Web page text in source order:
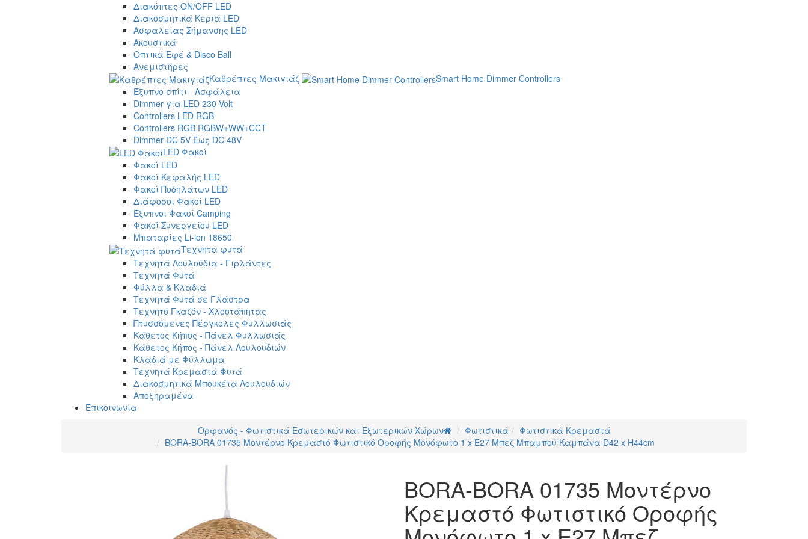
Διακόπτες ON/OFF LED
Διακοσμητικά Κεριά LED
Ασφαλείας Σήμανσης LED
Ακουστικά
Οπτικά Εφέ & Disco Ball
Ανεμιστήρες
Καθρέπτες Μακιγιάζ
Smart Home Dimmer Controllers
Έξυπνο σπίτι - Ασφάλεια
Dimmer για LED 230 Volt
Controllers LED RGB
Controllers RGB RGBW+WW+CCT
Dimmer DC 5V Έως DC 48V
LED Φακοί
Φακοί LED
Φακοί Κεφαλής LED
Φακοί Ποδηλάτων LED
Διάφοροι Φακοί LED
Έξυπνοι Φακοί Camping
Φακοί Συνεργείου LED
Μπαταρίες Li-ion 18650
Τεχνητά φυτά
Τεχνητά Λουλούδια - Γιρλάντες
Τεχνητά Φυτά
Φύλλα & Κλαδιά
Τεχνητά Φυτά σε Γλάστρα
Τεχνητό Γκαζόν - Χλοοτάπητας
Πτυσσόμενες Πέργκολες Φυλλωσιάς
Κάθετος Κήπος - Πάνελ Φυλλωσιάς
Κάθετος Κήπος - Πάνελ Λουλουδιών
Κλαδιά με Φύλλωμα
Τεχνητά Κρεμαστά Φυτά
Διακοσμητικά Μπουκέτα Λουλουδιών
Αποξηραμένα
Επικοινωνία
Ορφανός - Φωτιστικά Εσωτερικών και Εξωτερικών Χώρων
Φωτιστικά
Φωτιστικά Κρεμαστά
BORA-BORA 01735 Μοντέρνο Κρεμαστό Φωτιστικό Οροφής Μονόφωτο 1 x E27 Μπεζ Μπαμπού Καμπάνα D42 x H44cm
BORA-BORA 01735 Μοντέρνο
Κρεμαστό Φωτιστικό Οροφής